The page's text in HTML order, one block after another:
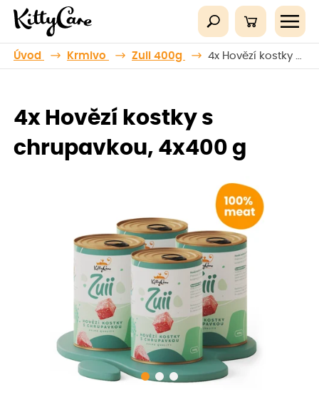
Úvod Krmivo Zuii 400g 4x Hovězí kostky s chrupavkou, 4x400 g
4x Hovězí kostky s
chrupavkou, 4x400 g